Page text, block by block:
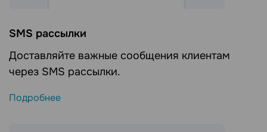
SMS рассылки
Доставляйте важные сообщения клиентам
через SMS рассылки.
Подробнее